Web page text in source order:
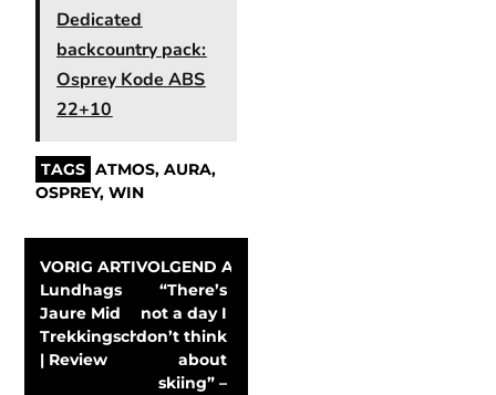
Dedicated
backcountry pack:
Osprey Kode ABS
22+10
TAGS ATMOS,AURA,
OSPREY,WIN
VORIG ARTIKEL
Lundhags
Jaure Mid
Trekkingschoenen
| Review
VOLGEND ARTIKEL
“There’s
not a day I
don’t think
about
skiing” –